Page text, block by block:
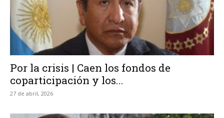
Por la crisis | Caen los fondos de
coparticipación y los...
27 de abril, 2026